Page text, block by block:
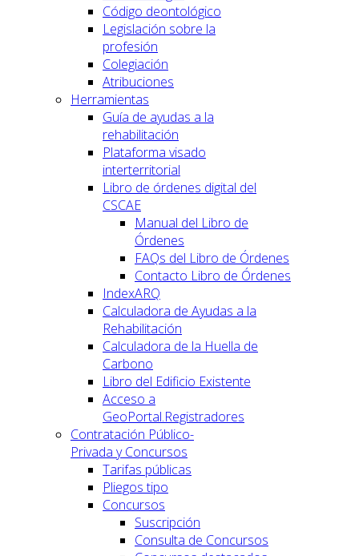
Código deontológico
Legislación sobre la
profesión
Colegiación
Atribuciones
Herramientas
Guía de ayudas a la
rehabilitación
Plataforma visado
interterritorial
Libro de órdenes digital del
CSCAE
Manual del Libro de
Órdenes
FAQs del Libro de Órdenes
Contacto Libro de Órdenes
IndexARQ
Calculadora de Ayudas a la
Rehabilitación
Calculadora de la Huella de
Carbono
Libro del Edificio Existente
Acceso a
GeoPortal.Registradores
Contratación Público-
Privada y Concursos
Tarifas públicas
Pliegos tipo
Concursos
Suscripción
Consulta de Concursos